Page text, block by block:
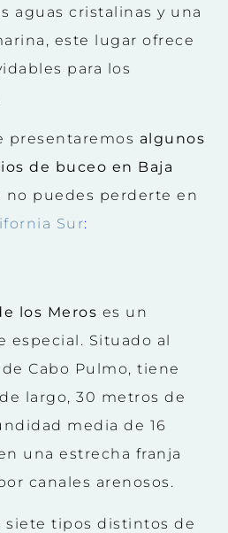
aguas cristalinas y una
este lugar ofrece
para los
presentaremos algunos
de buceo en Baja
no puedes perderte en
Sur:
los Meros es un
especial. Situado al
Cabo Pulmo, tiene
largo, 30 metros de
media de 16
una estrecha franja
canales arenosos.
siete tipos distintos de